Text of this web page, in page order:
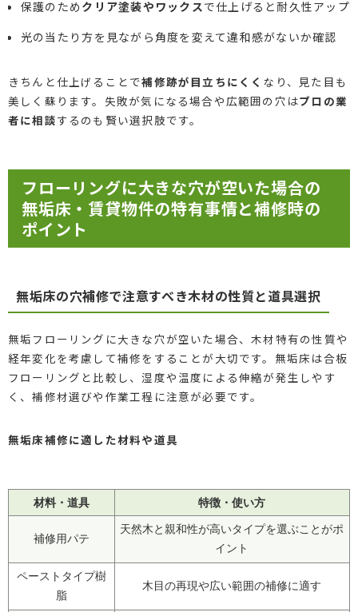
保護のため クリア塗装やワックスで仕上げると耐久性アップ
光の当たり方を見ながら角度を変えて違和感がないか確認
きちんと仕上げることで補修跡が目立ちにくく なり、見た目も
美しく蘇ります。失敗が気になる場合や広範囲の穴はプロの業
者に相談するのも賢い選択肢です。
フローリングに大きな穴が空いた場合の
無垢床・賃貸物件の特有事情と補修時の
ポイント
無垢床の穴補修で注意すべき木材の性質と道具選択
無垢フローリングに大きな穴が空いた場合、木材特有の性質や
経年変化を考慮して補修をすることが大切です。無垢床は合板
フローリングと比較し、湿度や温度による伸縮が発生しやす
く、補修材選びや作業工程に注意が必要です。
無垢床補修に適した材料や道具
材料・道具 特徴・使い方
補修用パテ
天然木と親和性が高いタイプを選ぶことがポ
イント
ペーストタイプ樹
脂
木目の再現や広い範囲の補修に適す